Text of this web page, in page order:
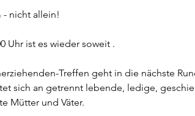
- nicht allein!
Uhr ist es wieder soweit .
Treffen geht in die nächste
sich an getrennt lebende, ledige,
Mütter und Väter.